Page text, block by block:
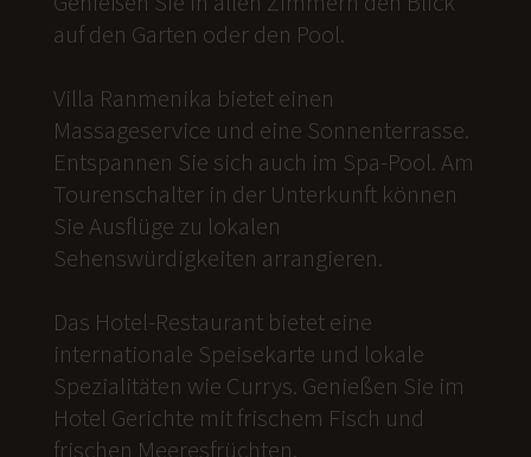
auf den Garten oder den Pool.
Villa Ranmenika bietet einen
Massageservice und eine Sonnenterrasse.
Entspannen Sie sich auch im Spa-Pool. Am
Tourenschalter in der Unterkunft können
Sie Ausflüge zu lokalen
Sehenswürdigkeiten arrangieren.
Das Hotel-Restaurant bietet eine
internationale Speisekarte und lokale
Spezialitäten wie Currys. Genießen Sie im
Hotel Gerichte mit frischem Fisch und
frischen Meeresfrüchten.